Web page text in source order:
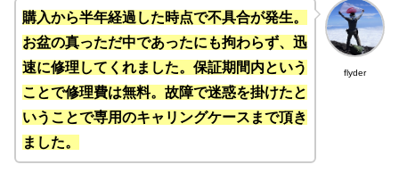
flyder
購入から半年経過した時点で不具合が発生。
お盆の真っただ中であったにも拘わらず、迅
速に修理してくれました。保証期間内という
ことで修理費は無料。故障で迷惑を掛けたと
いうことで専用のキャリングケースまで頂き
ました。